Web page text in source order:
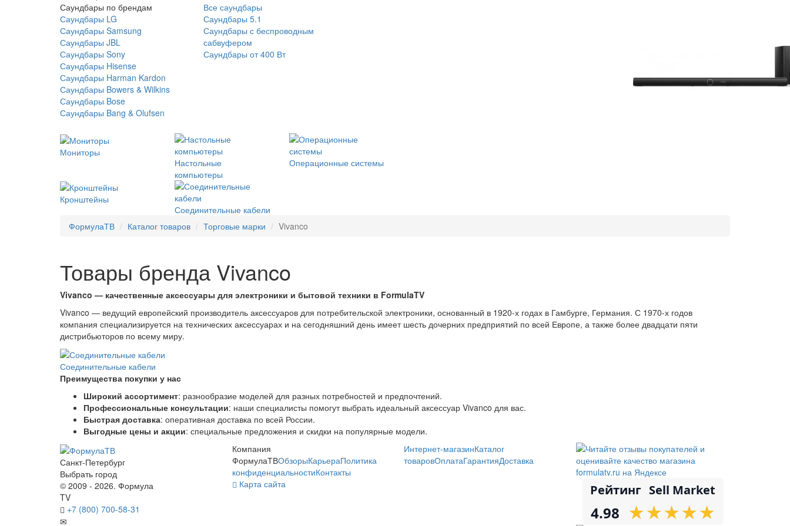
Саундбары по брендам
Саундбары LG
Саундбары Samsung
Саундбары JBL
Саундбары Sony
Саундбары Hisense
Саундбары Harman Kardon
Саундбары Bowers & Wilkins
Саундбары Bose
Саундбары Bang & Olufsen
Все саундбары
Саундбары 5.1
Саундбары с беспроводным
сабвуфером
Саундбары от 400 Вт
Мониторы
Настольные
компьютеры
Операционные системы
Кронштейны
Соединительные кабели
ФормулаТВ
Каталог товаров Торговые марки Vivanco
Товары бренда Vivanco
Vivanco — качественные аксессуары для электроники и бытовой техники в FormulaTV
Vivanco — ведущий европейский производитель аксессуаров для потребительской электроники, основанный в 1920-х годах в Гамбурге, Германия. С 1970-х годов
компания специализируется на технических аксессуарах и на сегодняшний день имеет шесть дочерних предприятий по всей Европе, а также более двадцати пяти
дистрибьюторов по всему миру.
Соединительные кабели
Преимущества покупки у нас
Широкий ассортимент: разнообразие моделей для разных потребностей и предпочтений.
Профессиональные консультации: наши специалисты помогут выбрать идеальный аксессуар Vivanco для вас.
Быстрая доставка: оперативная доставка по всей России.
Выгодные цены и акции: специальные предложения и скидки на популярные модели.
Санкт-Петербург
Выбрать город
© 2009 - 2026. Формула
TV
+7 (800) 700-58-31
Компания
ФормулаТВОбзорыКарьераПолитика
конфиденциальностиКонтакты
Интернет-магазинКаталог
товаровОплатаГарантияДоставка
Карта сайта
Рейтинг Sell Market
4.98 ★
★★
★★
★★
★★
★